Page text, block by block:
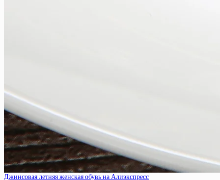
Джинсовая летняя женская обувь на Алиэкспресс